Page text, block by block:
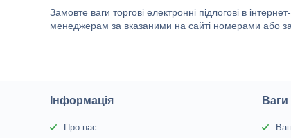
Замовте ваги торгові електронні підлогові в
менеджерам за вказаними на сайті номерами або
Інформація
Про нас
Ваги